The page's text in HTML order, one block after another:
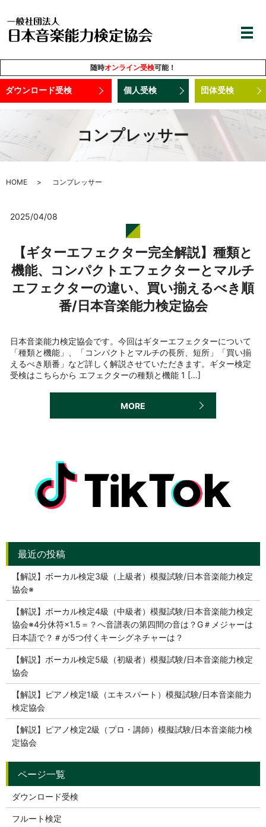
随時オンライン受検可能！
ダウンロード受検 個人受検 団体受検
コンプレッサー
HOME コンプレッサー
2025/04/08
【ギターエフェクター完全解説】種類と
機能、コンパクトエフェクターとマルチ
エフェクターの違い、買い揃えるべき順
番/日本音楽能力検定協会
日本音楽能力検定協会です。今回はギターエフェクターについて
「種類と機能」、「コンパクトとマルチの長所、短所」「買い揃
えるべき順番」など詳しく解説させていただきます。ギター検定
受検はこちらから エフェクターの種類と機能 1 […]
MORE
【解説】ボーカル検定3級（上級者）模擬試験/日本音楽能力検定
協会※
【解説】ボーカル検定4級（中級者）模擬試験/日本音楽能力検定
協会※4分休符×1.5＝？へ音譜表の第四間の音は？G＃メジャーは
日本語で？＃が5つ付くキーシグネチャーは？
【解説】ボーカル検定5級（初級者）模擬試験/日本音楽能力検定
協会
【解説】ピアノ検定1級（エキスパート）模擬試験/日本音楽能力
検定協会
【解説】ピアノ検定2級（プロ・講師）模擬試験/日本音楽能力検
定協会
ダウンロード受検
フルート検定